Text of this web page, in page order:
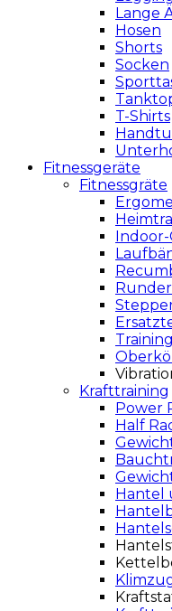
Lange
Hosen
Shorts
Socken
T-Shirts
Fitnessgeräte
Fitnessgräte
Indoor-
Krafttraining
Power
Half
Hantel